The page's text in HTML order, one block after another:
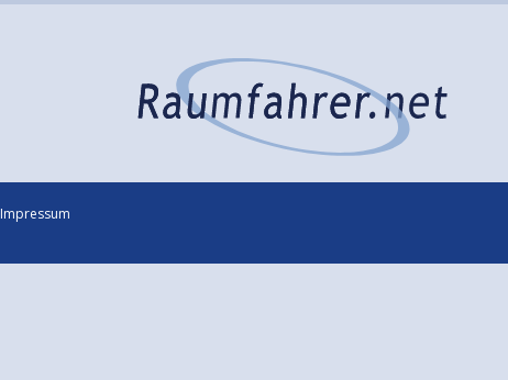
Impressum